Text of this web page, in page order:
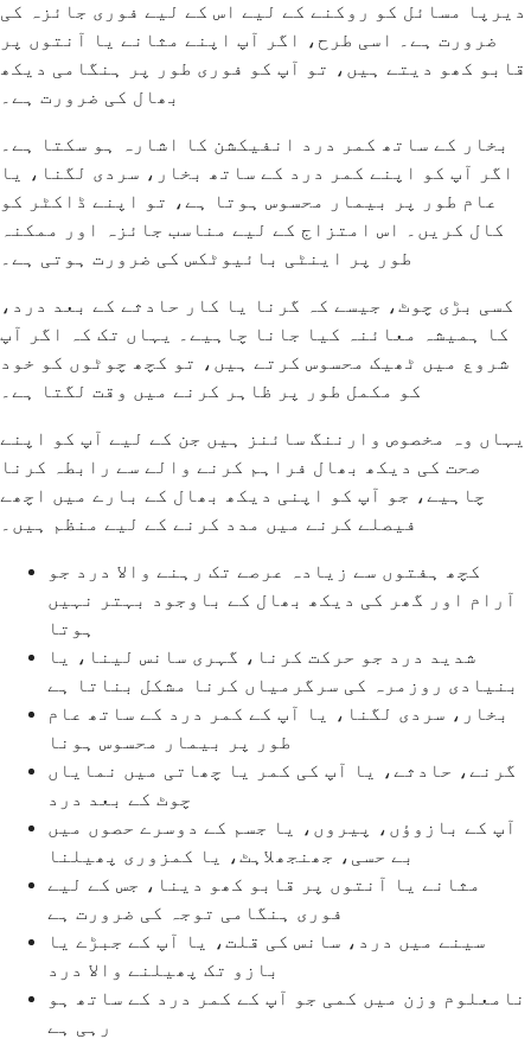
دیرپا مسائل کو روکنے کے لیے اس کے لیے فوری جائزہ کی
ضرورت ہے۔ اسی طرح، اگر آپ اپنے مثانے یا آنتوں پر
قابو کھو دیتے ہیں، تو آپ کو فوری طور پر ہنگامی دیکھ
بھال کی ضرورت ہے۔
بخار کے ساتھ کمر درد انفیکشن کا اشارہ ہو سکتا ہے۔
اگر آپ کو اپنے کمر درد کے ساتھ بخار، سردی لگنا، یا
عام طور پر بیمار محسوس ہوتا ہے، تو اپنے ڈاکٹر کو
کال کریں۔ اس امتزاج کے لیے مناسب جائزہ اور ممکنہ
طور پر اینٹی بائیوٹکس کی ضرورت ہوتی ہے۔
کسی بڑی چوٹ، جیسے کہ گرنا یا کار حادثے کے بعد درد،
کا ہمیشہ معائنہ کیا جانا چاہیے۔ یہاں تک کہ اگر آپ
شروع میں ٹھیک محسوس کرتے ہیں، تو کچھ چوٹوں کو خود
کو مکمل طور پر ظاہر کرنے میں وقت لگتا ہے۔
یہاں وہ مخصوص وارننگ سائنز ہیں جن کے لیے آپ کو اپنے
صحت کی دیکھ بھال فراہم کرنے والے سے رابطہ کرنا
چاہیے، جو آپ کو اپنی دیکھ بھال کے بارے میں اچھے
فیصلے کرنے میں مدد کرنے کے لیے منظم ہیں۔
کچھ ہفتوں سے زیادہ عرصے تک رہنے والا درد جو
آرام اور گھر کی دیکھ بھال کے باوجود بہتر نہیں
ہوتا
شدید درد جو حرکت کرنا، گہری سانس لینا، یا
بنیادی روزمرہ کی سرگرمیاں کرنا مشکل بناتا ہے
بخار، سردی لگنا، یا آپ کے کمر درد کے ساتھ عام
طور پر بیمار محسوس ہونا
گرنے، حادثے، یا آپ کی کمر یا چھاتی میں نمایاں
چوٹ کے بعد درد
آپ کے بازوؤں، پیروں، یا جسم کے دوسرے حصوں میں
بے حسی، جھنجھلاہٹ، یا کمزوری پھیلنا
مثانے یا آنتوں پر قابو کھو دینا، جس کے لیے
فوری ہنگامی توجہ کی ضرورت ہے
سینے میں درد، سانس کی قلت، یا آپ کے جبڑے یا
بازو تک پھیلنے والا درد
نامعلوم وزن میں کمی جو آپ کے کمر درد کے ساتھ ہو
رہی ہے